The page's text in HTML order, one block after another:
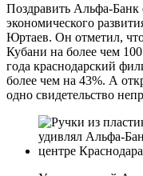
Поздравить Альфа-
экономического
Юртаев. Он отметил,
Кубани на более чем
года краснодарский
более чем на 43%. А
одно свидетельство